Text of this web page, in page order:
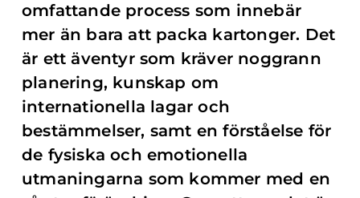
omfattande process som innebär
mer än bara att packa kartonger. Det
är ett äventyr som kräver noggrann
planering, kunskap om
internationella lagar och
bestämmelser, samt en förståelse för
de fysiska och emotionella
utmaningarna som kommer med en